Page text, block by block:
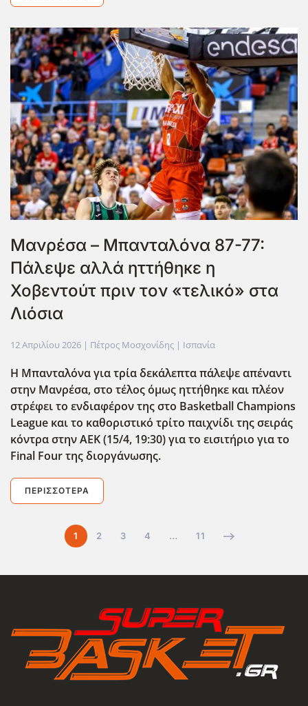
Μανρέσα – Μπανταλόνα 87-77:
Πάλεψε αλλά ηττήθηκε η
Χοβεντούτ πριν τον «τελικό» στα
Λιόσια
12 Απριλίου 2026 | Πέτρος Μοσχονίδης | Ισπανία
Η Μπανταλόνα για τρία δεκάλεπτα πάλεψε απέναντι
στην Μανρέσα, στο τέλος όμως ηττήθηκε και πλέον
στρέφει το ενδιαφέρον της στο Basketball Champions
League και το καθοριστικό τρίτο παιχνίδι της σειράς
κόντρα στην ΑΕΚ (15/4, 19:30) για το εισιτήριο για το
Final Four της διοργάνωσης.
ΠΕΡΙΣΣΌΤΕΡΑ
1 2 3 4 … 11